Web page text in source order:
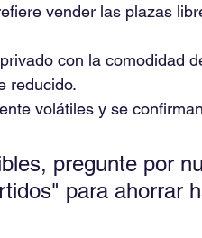
vender las plazas
con la comodidad
reducido.
volátiles y se
pregunte por
para ahorrar